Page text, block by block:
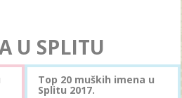
U SPLITU
Top 20 muških imena u
Splitu 2017.